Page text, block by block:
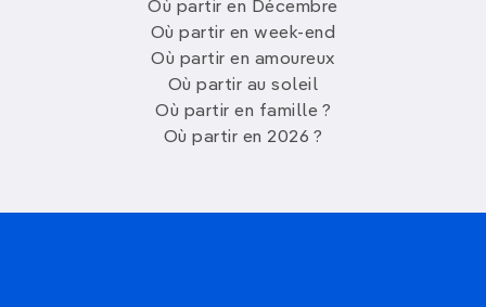
Où partir en Décembre
Où partir en week-end
Où partir en amoureux
Où partir au soleil
Où partir en famille ?
Où partir en 2026 ?